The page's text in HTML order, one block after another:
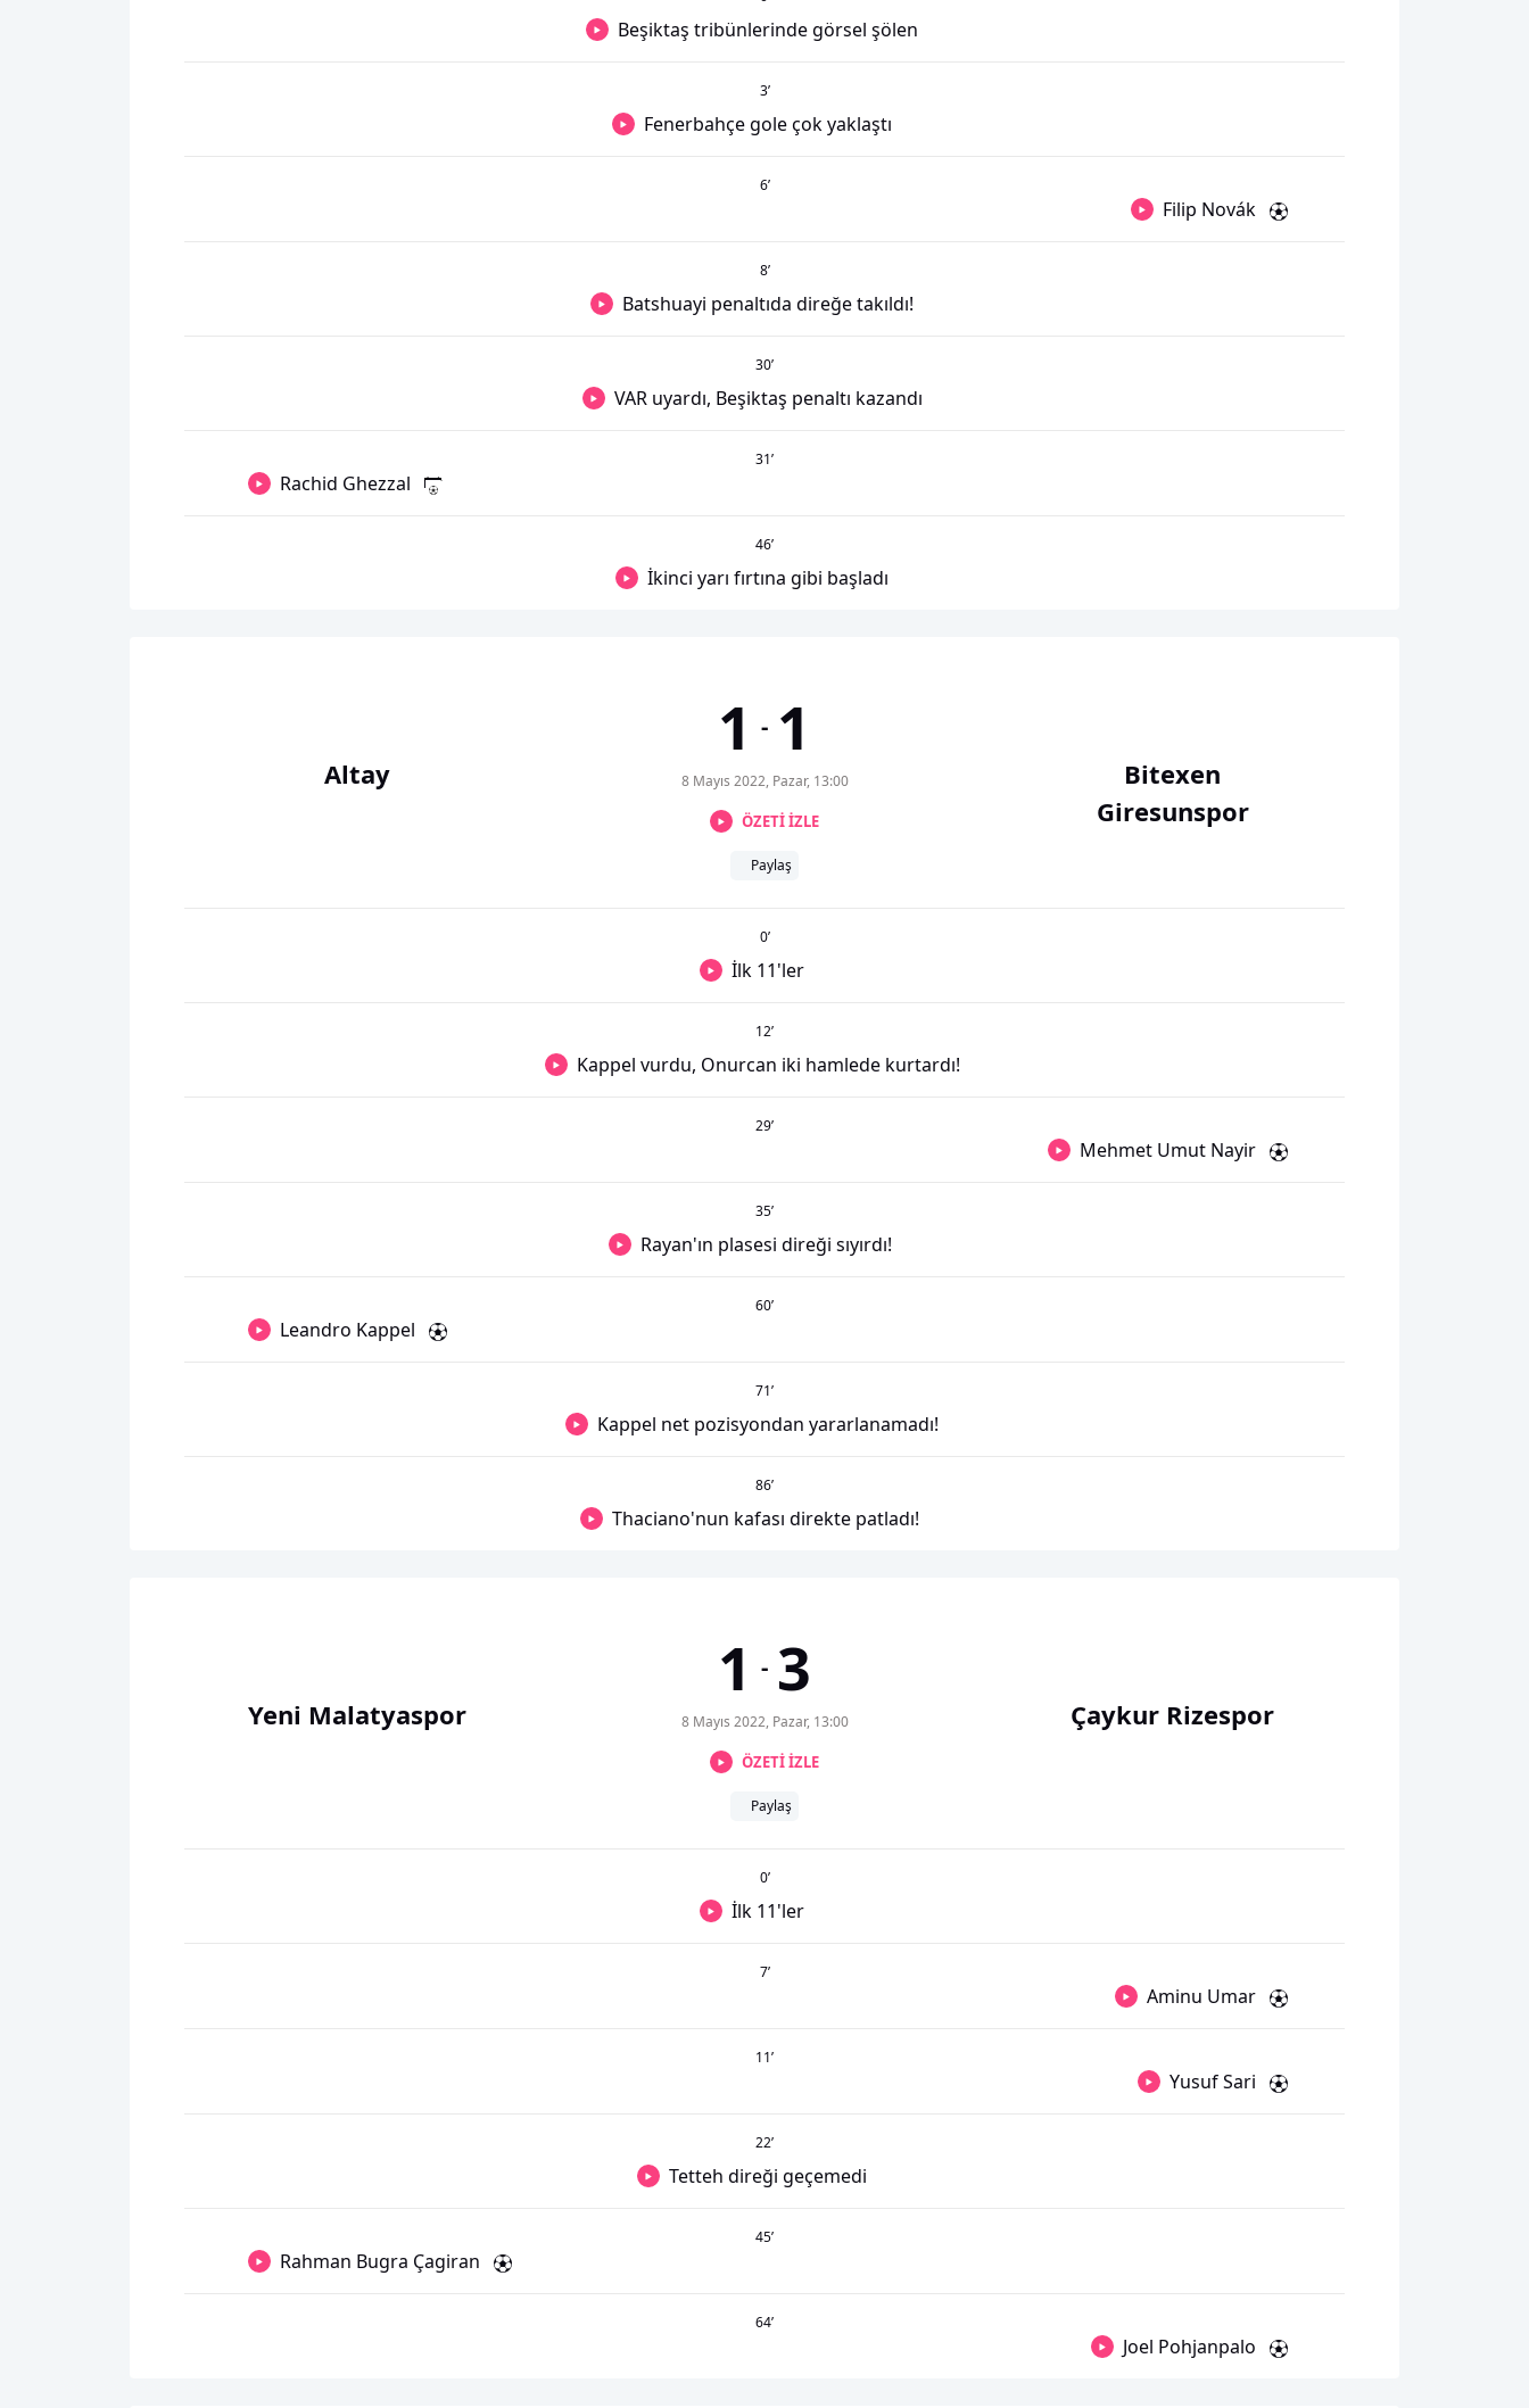
Beşiktaş tribünlerinde görsel şölen
3’
Fenerbahçe gole çok yaklaştı
6’
Filip Novák
8’
Batshuayi penaltıda direğe takıldı!
30’
VAR uyardı, Beşiktaş penaltı kazandı
31’
Rachid Ghezzal
46’
İkinci yarı fırtına gibi başladı
Altay
1 - 1
8 Mayıs 2022, Pazar, 13:00
ÖZETİ İZLE
Paylaş
Bitexen
Giresunspor
0’
İlk 11'ler
12’
Kappel vurdu, Onurcan iki hamlede kurtardı!
29’
Mehmet Umut Nayir
35’
Rayan'ın plasesi direği sıyırdı!
60’
Leandro Kappel
71’
Kappel net pozisyondan yararlanamadı!
86’
Thaciano'nun kafası direkte patladı!
Yeni Malatyaspor
1 - 3
8 Mayıs 2022, Pazar, 13:00
ÖZETİ İZLE
Paylaş
Çaykur Rizespor
0’
İlk 11'ler
7’
Aminu Umar
11’
Yusuf Sari
22’
Tetteh direği geçemedi
45’
Rahman Bugra Çagiran
64’
Joel Pohjanpalo